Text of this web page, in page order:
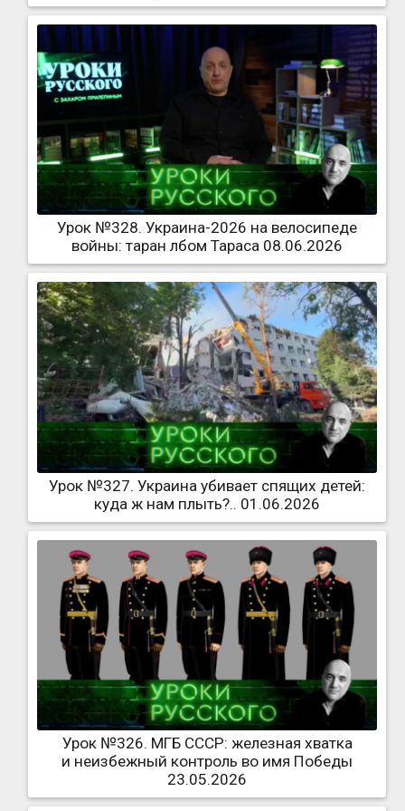
Урок №328. Украина-2026 на велосипеде
войны: таран лбом Тараса 08.06.2026
Урок №327. Украина убивает спящих детей:
куда ж нам плыть?.. 01.06.2026
Урок №326. МГБ СССР: железная хватка
и неизбежный контроль во имя Победы
23.05.2026